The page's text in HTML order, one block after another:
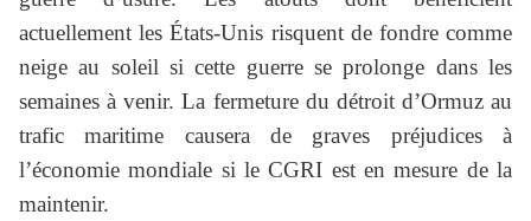
actuellement les États-Unis risquent de fondre comme
neige au soleil si cette guerre se prolonge dans les
semaines à venir. La fermeture du détroit d’Ormuz au
trafic maritime causera de graves préjudices à
l’économie mondiale si le CGRI est en mesure de la
maintenir.